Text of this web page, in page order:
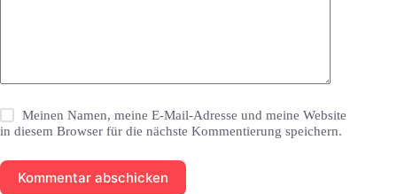
Meinen Namen, meine E-Mail-Adresse und meine Website
in diesem Browser für die nächste Kommentierung speichern.
Kommentar abschicken